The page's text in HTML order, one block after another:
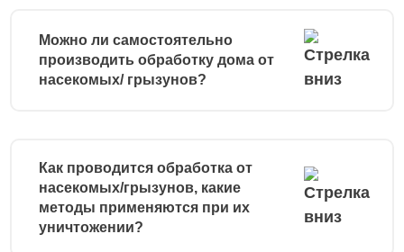
Можно ли самостоятельно
производить обработку дома от
насекомых/ грызунов?
Как проводится обработка от
насекомых/грызунов, какие
методы применяются при их
уничтожении?